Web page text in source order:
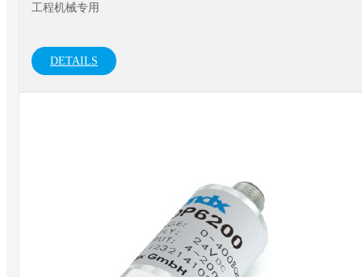
工程机械专用
DETAILS